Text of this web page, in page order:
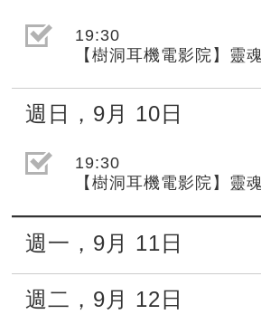
選取節目(未勾選)
19:30
【樹洞耳機電影院】靈
週日 ， 9月 10日
選取節目(未勾選)
19:30
【樹洞耳機電影院】靈
週一 ， 9月 11日
週二 ， 9月 12日